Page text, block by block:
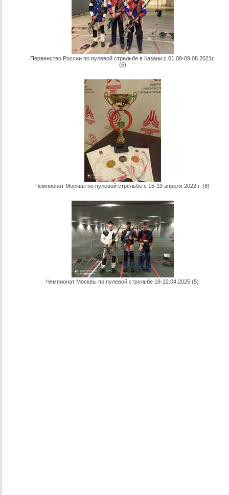
Первенство России по пулевой стрельбе в Казани с 01.08-09.08.2021г.
(6)
Чемпионат Москвы по пулевой стрельбе с 15-19 апреля 2022 г. (8)
Чемпионат Москвы по пулевой стрельбе 18-22.04.2025 (5)